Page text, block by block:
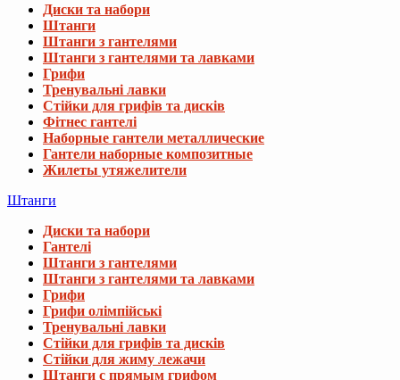
Диски та набори
Штанги
Штанги з гантелями
Штанги з гантелями та лавками
Грифи
Тренувальні лавки
Стійки для грифів та дисків
Фітнес гантелі
Наборные гантели металлические
Гантели наборные композитные
Жилеты утяжелители
Штанги
Диски та набори
Гантелі
Штанги з гантелями
Штанги з гантелями та лавками
Грифи
Грифи олімпійські
Тренувальні лавки
Стійки для грифів та дисків
Стійки для жиму лежачи
Штанги с прямым грифом